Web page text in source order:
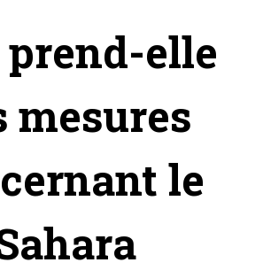
prend-elle
mesures
le